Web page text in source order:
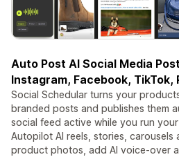
Auto Post AI Social Media
Instagram, Facebook, TikTok,
Social Schedular turns your
branded posts and publishes them
social feed active while you run
Autopilot AI reels, stories, carousels
product photos, add AI voice-over